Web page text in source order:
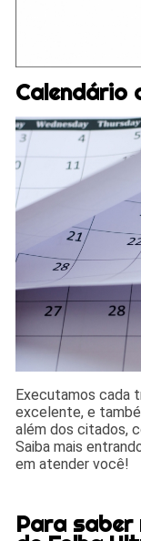
Calendário
Executamos cada
excelente, e
além dos citados,
Saiba mais
em atender você!
Para saber